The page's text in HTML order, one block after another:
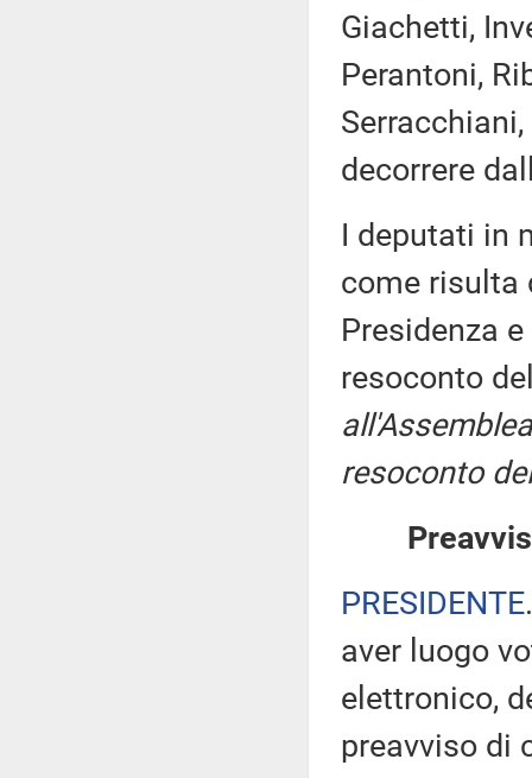
Giachetti,
Perantoni,
decorrere
I deputati in
come risulta
Presidenza
resoconto
resoconto
PRESIDENTE
aver luogo
elettronico,
preavviso di